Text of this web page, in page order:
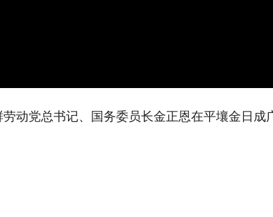
党总书记、国务委员长金正恩在平壤金日成